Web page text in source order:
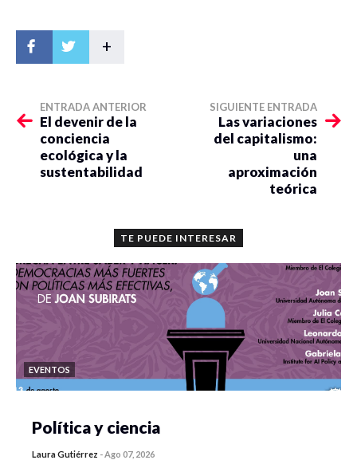
+
ENTRADA ANTERIOR
El devenir de la
conciencia
ecológica y la
sustentabilidad
SIGUIENTE ENTRADA
Las variaciones
del capitalismo:
una
aproximación
teórica
TE PUEDE INTERESAR
EVENTOS
Política y ciencia
Laura Gutiérrez -Ago 07, 2026